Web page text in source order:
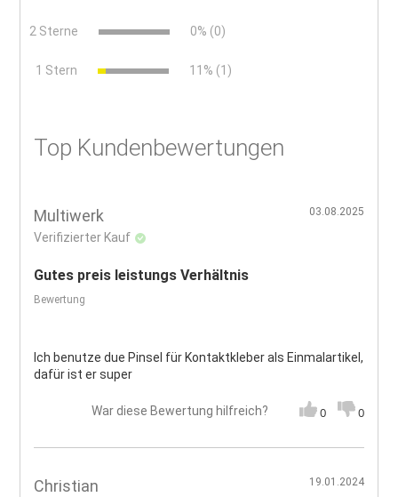
2 Sterne 0% (0)
1 Stern 11% (1)
Top Kundenbewertungen
Multiwerk
Verifizierter Kauf
03.08.2025
Gutes preis leistungs Verhältnis
Bewertung
Ich benutze due Pinsel für Kontaktkleber als Einmalartikel,
dafür ist er super
War diese Bewertung hilfreich? 0 0
Christian 19.01.2024